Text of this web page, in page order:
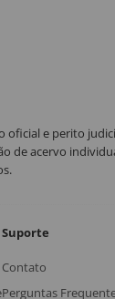
oficial e perito
de acervo
Suporte
Contato
Perguntas